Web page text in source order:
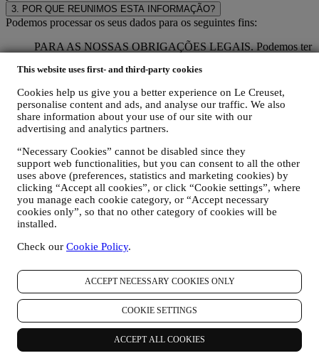
This website uses first- and third-party cookies
Cookies help us give you a better experience on Le Creuset,
personalise content and ads, and analyse our traffic. We also
share information about your use of our site with our
advertising and analytics partners.
“Necessary Cookies” cannot be disabled since they
support web functionalities, but you can consent to all the other
uses above (preferences, statistics and marketing cookies) by
clicking “Accept all cookies”, or click “Cookie settings”, where
you manage each cookie category, or “Accept necessary
cookies only”, so that no other category of cookies will be
installed.
Check our Cookie Policy.
ACCEPT NECESSARY COOKIES ONLY
COOKIE SETTINGS
ACCEPT ALL COOKIES
3. POR QUE REUNIMOS ESTA INFORMAÇÃO?
Podemos processar os seus dados para os seguintes fins:
PARA AS NOSSAS OBRIGAÇÕES LEGAIS. Podemos ter
obrigações legais e outras decorrentes de instruções recebidas
PARA CRIAR UMA CONTA LE CREUSET. Usaremos os
seus dados para criar uma conta Le Creuset que lhe dará
acesso a uma série de vantagens dedicadas a usuários
registrados, para aproveitar melhor os nossos serviços, como
check-out mais rápido, guardar vários endereços de entrega,
visualizar e acompanhar pedidos. Esta atividade de
processamento é necessária pois permite-nos fornecer-lhe
estes depois de se tornar titular de uma conta Le Creuset.
GERIR AS SUAS ENCOMENDAS E FORNECER
NOSSOS PRODUTOS, SERVIÇOS E ASSISTÊNCIA.
Usaremos os seus dados para gerir o nosso relacionamento
nas nossas lojas Le Creuset, do seu uso do site, qualquer
nossos concursos. Podemos ter que processar alguns dados
sobre si para fins administrativos relacionados com o nosso
relacionamento contratual, como contabilidade, cobrança e
auditoria, verificação de cartão de pagamento, triagem de
fraude, segurança, proteção, testes de sistemas, manutenção e
análise estatística. Ocasionalmente, talvez seja necessário
entrar em contato consigo por razões administrativas ou